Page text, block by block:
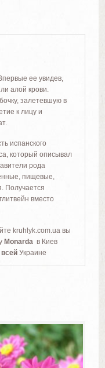
ее увидев,
алой крови.
залетевшую в
к лицу и
испанского
который описывал
рода
пищевые,
Получается
вместо
kruhlyk.com.ua вы
Monardaв Киев
Украине